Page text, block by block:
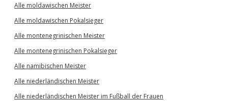
Alle moldawischen Meister
Alle moldawischen Pokalsieger
Alle montenegrinischen Meister
Alle montenegrinischen Pokalsieger
Alle namibischen Meister
Alle niederländischen Meister
Alle niederländischen Meister im Fußball der Frauen